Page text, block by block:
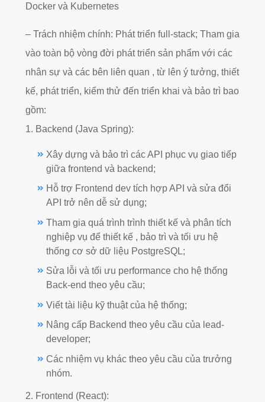
Docker và Kubernetes
– Trách nhiệm chính: Phát triển full-stack; Tham gia
vào toàn bộ vòng đời phát triển sản phẩm với các
nhân sự và các bên liên quan , từ lên ý tưởng, thiết
kế, phát triển, kiểm thử đến triển khai và bảo trì bao
gồm:
1. Backend (Java Spring):
Xây dựng và bảo trì các API phục vụ giao tiếp
giữa frontend và backend;
Hỗ trợ Frontend dev tích hợp API và sửa đổi
API trở nên dễ sử dụng;
Tham gia quá trình trình thiết kế và phân tích
nghiệp vụ để thiết kế , bảo trì và tối ưu hệ
thống cơ sở dữ liệu PostgreSQL;
Sửa lỗi và tối ưu performance cho hệ thống
Back-end theo yêu cầu;
Viết tài liệu kỹ thuật của hệ thống;
Nâng cấp Backend theo yêu cầu của lead-
developer;
Các nhiệm vụ khác theo yêu cầu của trưởng
nhóm.
2. Frontend (React):